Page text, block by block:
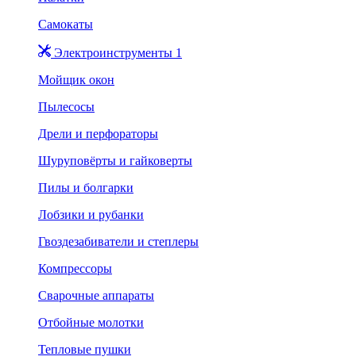
Самокаты
Электроинструменты 1
Мойщик окон
Пылесосы
Дрели и перфораторы
Шуруповёрты и гайковерты
Пилы и болгарки
Лобзики и рубанки
Гвоздезабиватели и степлеры
Компрессоры
Сварочные аппараты
Отбойные молотки
Тепловые пушки